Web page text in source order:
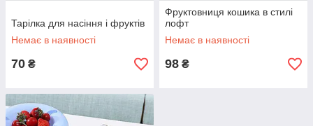
Тарілка для насіння і фруктів
Немає в наявності
70 ₴
Фруктовниця кошика в стилі
лофт
Немає в наявності
98 ₴